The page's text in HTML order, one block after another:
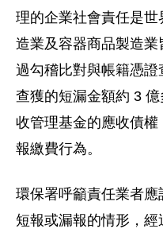
理的企業社會責任是
造業及容器商品製造
過勾稽比對與帳籍憑
查獲的短漏金額約 3
收管理基金的應收債
報繳費行為。
環保署呼籲責任業者
短報或漏報的情形，